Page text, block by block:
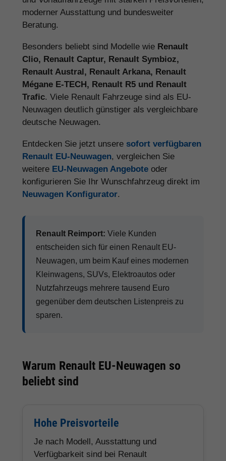
moderner Ausstattung und bundesweiter
Beratung.
Besonders beliebt sind Modelle wie Renault
Clio, Renault Captur, Renault Symbioz,
Renault Austral, Renault Arkana, Renault
Mégane E-TECH, Renault R5 und Renault
Trafic. Viele Renault Fahrzeuge sind als EU-
Neuwagen deutlich günstiger als vergleichbare
deutsche Neuwagen.
Entdecken Sie jetzt unsere sofort verfügbaren
Renault EU-Neuwagen, vergleichen Sie
weitere EU-Neuwagen Angebote oder
konfigurieren Sie Ihr Wunschfahrzeug direkt im
Neuwagen Konfigurator.
Renault Reimport: Viele Kunden
entscheiden sich für einen Renault EU-
Neuwagen, um beim Kauf eines modernen
Kleinwagens, SUVs, Elektroautos oder
Nutzfahrzeugs mehrere tausend Euro
gegenüber dem deutschen Listenpreis zu
sparen.
Warum Renault EU-Neuwagen so
beliebt sind
Hohe Preisvorteile
Je nach Modell, Ausstattung und
Verfügbarkeit sind bei Renault